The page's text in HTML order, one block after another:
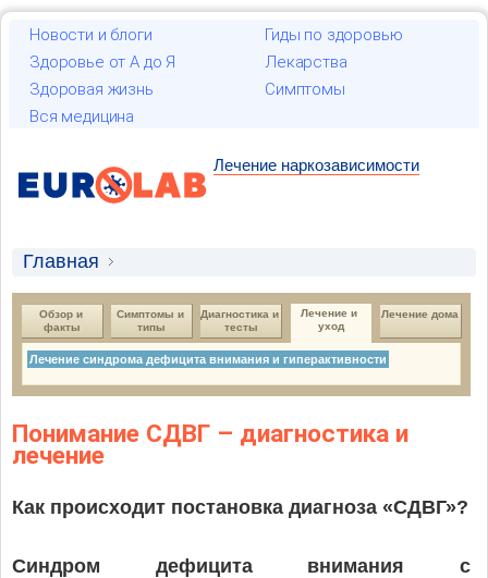
Новости и блоги
Гиды по здоровью
Здоровье от А до Я
Лекарства
Здоровая жизнь
Симптомы
Вся медицина
Лечение наркозависимости
Главная
Синдром дефицита внимания с
гиперактивностью
Лечение и уход
Лечение синдрома дефицита внимания и
Обзор и
факты
Симптомы и
типы
Диагностика и
тесты
Лечение и
уход
Лечение дома
Лечение синдрома дефицита внимания и гиперактивности
Понимание СДВГ – диагностика и
лечение
Как происходит постановка диагноза «СДВГ»?
Синдром дефицита внимания с